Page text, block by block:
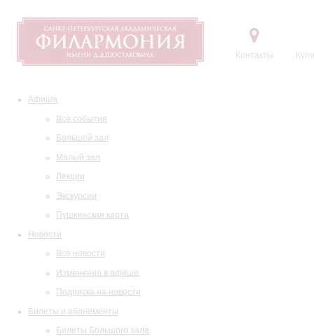
Контакты
Афиша
Все события
Большой зал
Малый зал
Лекции
Экскурсии
Пушкинская карта
Новости
Все новости
Изменения в афише
Подписка на новости
Билеты и абонементы
Билеты Большого зала